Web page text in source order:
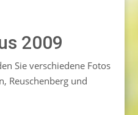
2009
Sie verschiedene Fotos
Reuschenberg und